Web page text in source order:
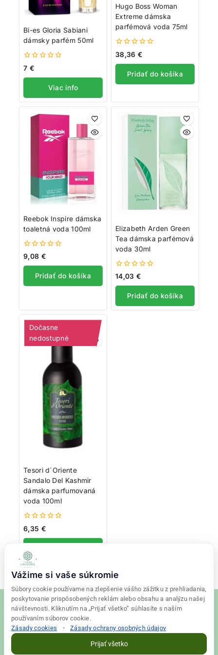
Bi-es Gloria Sabiani
dámsky parfém 50ml
0
5
7 €
Viac info
Hugo Boss Woman
Extreme dámska
parfémová voda 75ml
0
z
5
38,36 €
Pridať do košíka
Reebok Inspire dámska
toaletná voda 100ml
0
z
5
9,08 €
Pridať do košíka
Elizabeth Arden Green
Tea dámska parfémová
voda 30ml
0
5
14,03 €
Pridať do košíka
Dočasne
nedostupné
Tesori d´Oriente
Sandalo Del Kashmir
dámska parfumovaná
voda 100ml
0
5
6,35 €
Vážime si vaše súkromie
Súbory cookie používame na zlepšenie vášho zážitku z prehliadania,
poskytovanie prispôsobených reklám alebo obsahu a analýzu našej
návštevnosti. Kliknutím na „Prijať všetko” súhlasíte s naším
používaním súborov cookie.
Zásady cookies
• Zásady ochrany osobných údajov
Prijať všetko